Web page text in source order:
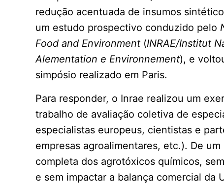
redução acentuada de insumos
um estudo prospectivo conduzido pelo
Food and Environment (INRAE/Institut
Alementation e Environnement), e
simpósio realizado em Paris.
Para responder, o Inrae realizou um
trabalho de avaliação coletiva de
especialistas europeus, cientistas e
empresas agroalimentares, etc.). De
completa dos agrotóxicos químicos,
e sem impactar a balança comercial da